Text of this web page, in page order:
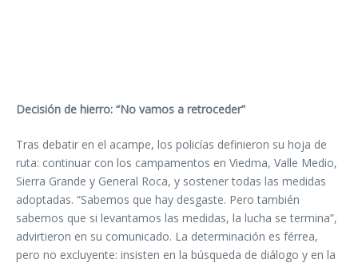
Decisión de hierro: “No vamos a retroceder”
Tras debatir en el acampe, los policías definieron su hoja de
ruta: continuar con los campamentos en Viedma, Valle Medio,
Sierra Grande y General Roca, y sostener todas las medidas
adoptadas. “Sabemos que hay desgaste. Pero también
sabemos que si levantamos las medidas, la lucha se termina”,
advirtieron en su comunicado. La determinación es férrea,
pero no excluyente: insisten en la búsqueda de diálogo y en la